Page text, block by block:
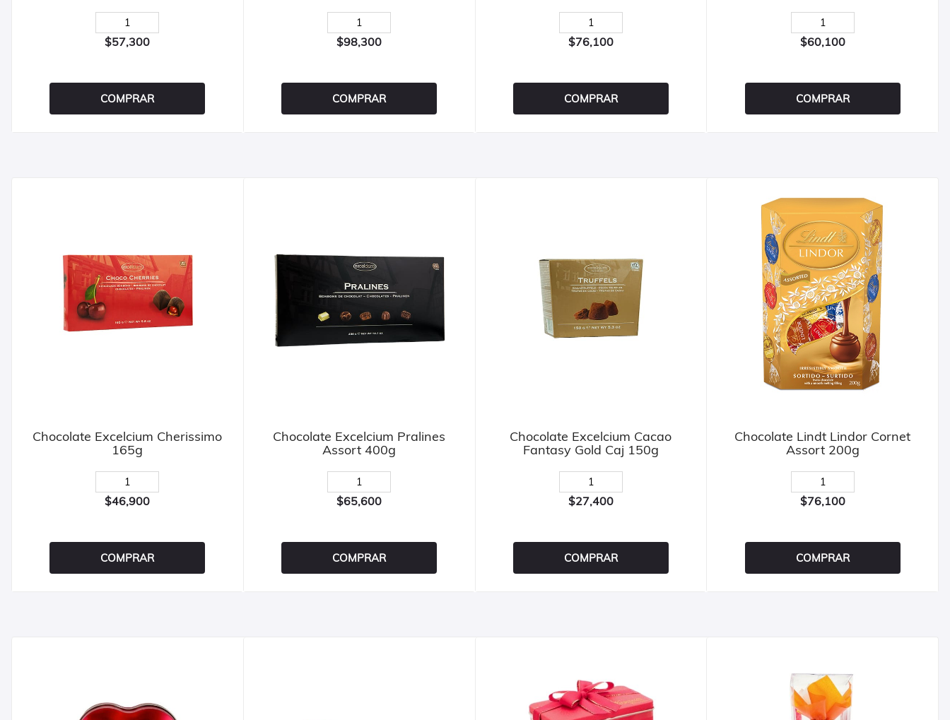
$57,300
COMPRAR
$98,300
COMPRAR
$76,100
COMPRAR
$60,100
COMPRAR
Chocolate Excelcium Cherissimo
165g
$46,900
COMPRAR
Chocolate Excelcium Pralines
Assort 400g
$65,600
COMPRAR
Chocolate Excelcium Cacao
Fantasy Gold Caj 150g
$27,400
COMPRAR
Chocolate Lindt Lindor Cornet
Assort 200g
$76,100
COMPRAR